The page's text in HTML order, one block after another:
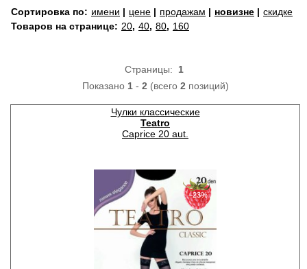
Сортировка по: имени | цене | продажам | новизне | скидке
Товаров на странице: 20, 40, 80, 160
Страницы: 1
Показано 1- 2 (всего 2 позиций)
Чулки классические
Teatro
Caprice 20 aut.
−23%